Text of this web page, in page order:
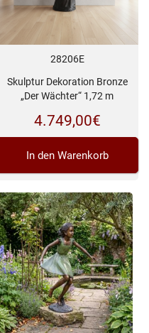
28206E
Skulptur Dekoration Bronze
„Der Wächter“ 1,72 m
4.749,00€
In den Warenkorb